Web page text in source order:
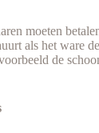
moeten
als het ware
de